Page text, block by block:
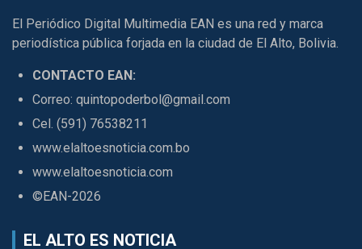
El Periódico Digital Multimedia EAN es una red y marca
periodística pública forjada en la ciudad de El Alto, Bolivia.
CONTACTO EAN:
Correo: quintopoderbol@gmail.com
Cel. (591) 76538211
www.elaltoesnoticia.com.bo
www.elaltoesnoticia.com
©EAN-2026
EL ALTO ES NOTICIA